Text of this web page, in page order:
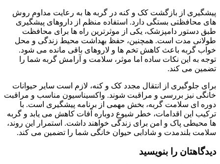
پیشگیری از بازگشت کک و کنه در گربه‌ ها به رعایت مداوم روش‌
های محافظتی بستگی دارد. استفاده منظم از داروهای پیشگیری
طبق دستور دامپزشک، یکی از موثرترین راه‌ ها برای محافظت
طولانی‌ مدت است. همچنین، حفظ بهداشت محیط زندگی و محل
خواب گربه باعث کاهش تخم‌ ها و لاروهای باقی‌ مانده می‌ شود.
توجه به این نکات ساده اما موثر، سلامت و آرامش گربه شما را
تضمین می‌ کند.
برای جلوگیری از انتقال مجدد کک و کنه، لازم است سایر حیوانات
خانگی نیز بررسی و مراقبت شوند. واکسیناسیون مناسب و مراقبت
دوره‌ ای سلامت گربه، بخش مهمی از برنامه پیشگیری است. با
ترکیب این اقدامات، خطر شیوع دوباره آفات کاهش می‌ یابد و گربه‌
ها محیطی پاک و امن برای زندگی خواهند داشت. استمرار این روند،
سلامت بلندمدت و شادابی حیوان خانگی شما را تضمین می‌ کند.
دیدگاهتان را بنویسید